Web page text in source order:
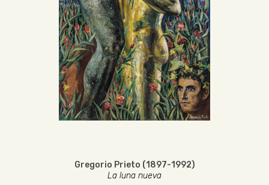
Gregorio Prieto (1897-1992)
La luna nueva